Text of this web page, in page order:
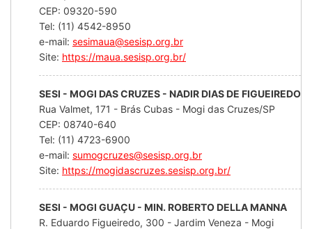
CEP: 09320-590
Tel: (11) 4542-8950
e-mail: sesimaua@sesisp.org.br
Site: https://maua.sesisp.org.br/
SESI - MOGI DAS CRUZES - NADIR DIAS DE FIGUEIREDO
Rua Valmet, 171 - Brás Cubas - Mogi das Cruzes/SP
CEP: 08740-640
Tel: (11) 4723-6900
e-mail: sumogcruzes@sesisp.org.br
Site: https://mogidascruzes.sesisp.org.br/
SESI - MOGI GUAÇU - MIN. ROBERTO DELLA MANNA
R. Eduardo Figueiredo, 300 - Jardim Veneza - Mogi